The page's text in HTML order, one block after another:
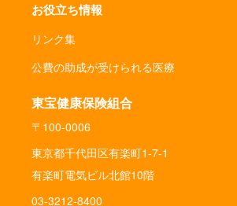
お役立ち情報
リンク集
公費の助成が受けられる医療
東宝健康保険組合
〒100-0006
東京都千代田区有楽町1-7-1
有楽町電気ビル北館10階
03-3212-8400